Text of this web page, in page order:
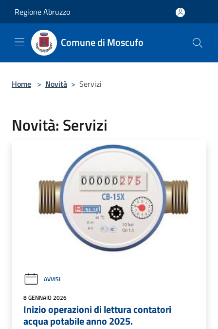
Regione Abruzzo
Comune di Moscufo
Home > Novità > Servizi
Novità: Servizi
AVVISI
8 GENNAIO 2026
Inizio operazioni di lettura contatori
acqua potabile anno 2025.